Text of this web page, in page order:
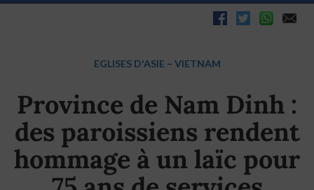
EGLISES D'ASIE – VIETNAM
Province de Nam Dinh :
des paroissiens rendent
hommage à un laïc pour